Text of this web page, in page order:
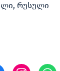
რუსული